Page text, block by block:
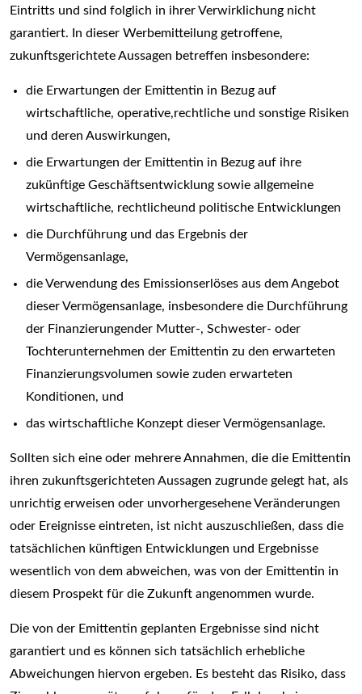
Eintritts und sind folglich in ihrer Verwirklichung nicht
garantiert. In dieser Werbemitteilung getroffene,
zukunftsgerichtete Aussagen betreffen insbesondere:
die Erwartungen der Emittentin in Bezug auf
wirtschaftliche, operative,rechtliche und sonstige Risiken
und deren Auswirkungen,
die Erwartungen der Emittentin in Bezug auf ihre
zukünftige Geschäftsentwicklung sowie allgemeine
wirtschaftliche, rechtlicheund politische Entwicklungen
die Durchführung und das Ergebnis der
Vermögensanlage,
die Verwendung des Emissionserlöses aus dem Angebot
dieser Vermögensanlage, insbesondere die Durchführung
der Finanzierungender Mutter-, Schwester- oder
Tochterunternehmen der Emittentin zu den erwarteten
Finanzierungsvolumen sowie zuden erwarteten
Konditionen, und
das wirtschaftliche Konzept dieser Vermögensanlage.
Sollten sich eine oder mehrere Annahmen, die die Emittentin
ihren zukunftsgerichteten Aussagen zugrunde gelegt hat, als
unrichtig erweisen oder unvorhergesehene Veränderungen
oder Ereignisse eintreten, ist nicht auszuschließen, dass die
tatsächlichen künftigen Entwicklungen und Ergebnisse
wesentlich von dem abweichen, was von der Emittentin in
diesem Prospekt für die Zukunft angenommen wurde.
Die von der Emittentin geplanten Ergebnisse sind nicht
garantiert und es können sich tatsächlich erhebliche
Abweichungen hiervon ergeben. Es besteht das Risiko, dass